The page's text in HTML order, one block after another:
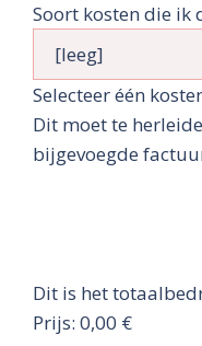
Soort kosten die ik
Selecteer één
Dit moet te
bijgevoegde
Dit is het
Prijs: 0,00 €